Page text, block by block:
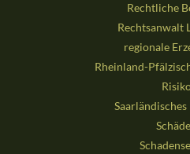
Rechtliche
Rechtsanwalt
regionale
Rheinland-